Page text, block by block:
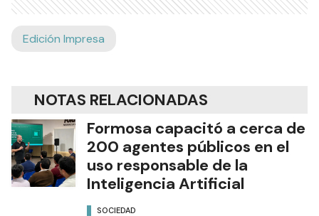
Edición Impresa
NOTAS RELACIONADAS
Formosa capacitó a cerca de
200 agentes públicos en el
uso responsable de la
Inteligencia Artificial
SOCIEDAD